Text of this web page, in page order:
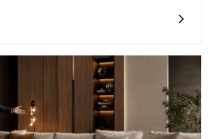
czy osobiste. Dzięki niższym stopom
okresom spłaty, pozwala na
sum pieniędzy, które można
przestrzeni przystosowanej do
Warto zatem zastanowić się nad
oferuje ten produkt dla przedsiębiorców z